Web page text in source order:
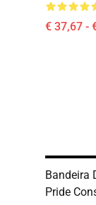
€ 37,67 -
Bandeira
Pride